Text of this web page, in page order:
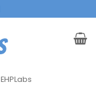
EHPLabs